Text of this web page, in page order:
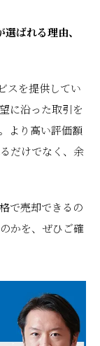
ばれる理由、
スを提供してい
に沿った取引を
より高い評価額
だけでなく、余
で売却できるの
かを、ぜひご確